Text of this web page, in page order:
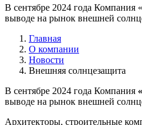
В сентябре 2024 года
выводе на рынок внешней
Главная
О компании
Новости
Внешняя солнцезащита
В сентябре 2024 года Компания
выводе на рынок внешней
Архитекторы, строительные